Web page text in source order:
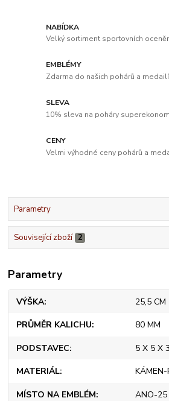
NABÍDKA
Velký sortiment sportovních
EMBLÉMY
Zdarma do našich pohárů a medailí
SLEVA
10% sleva na poháry superekonom
CENY
Velmi výhodné ceny pohárů a
Parametry
Související zboží 2
Parametry
VÝŠKA 25,5 CM
PRŮMĚR KALICHU 80 MM
PODSTAVEC 5 X 5 X
MATERIÁL
MÍSTO NA EMBLÉM ANO-25